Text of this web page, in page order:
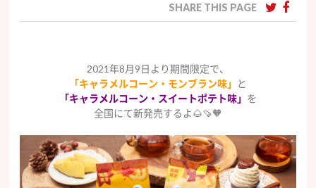
SHARE THIS PAGE
2021年8月9日より期間限定で、
「キャラメルコーン・モンブラン味」
と
「キャラメルコーン・スイートポテト味」 を
全国にて新発売するよ🌰🍠🧡